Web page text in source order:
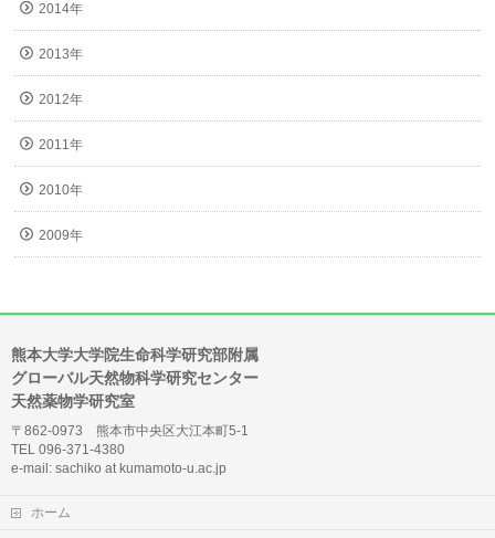
2014年
2013年
2012年
2011年
2010年
2009年
熊本大学大学院生命科学研究部附属
グローバル天然物科学研究センター
天然薬物学研究室
〒862-0973 熊本市中央区大江本町5-1
TEL 096-371-4380
e-mail: sachiko at kumamoto-u.ac.jp
ホーム